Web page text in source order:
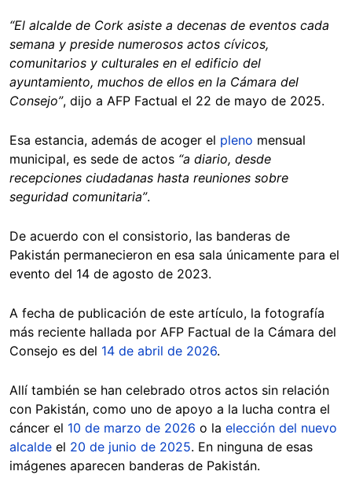
“El alcalde de Cork asiste a decenas de eventos cada
semana y preside numerosos actos cívicos,
comunitarios y culturales en el edificio del
ayuntamiento, muchos de ellos en la Cámara del
Consejo”, dijo a AFP Factual el 22 de mayo de 2025.
Esa estancia, además de acoger el pleno mensual
municipal, es sede de actos “a diario, desde
recepciones ciudadanas hasta reuniones sobre
seguridad comunitaria”.
De acuerdo con el consistorio, las banderas de
Pakistán permanecieron en esa sala únicamente para el
evento del 14 de agosto de 2023.
A fecha de publicación de este artículo, la fotografía
más reciente hallada por AFP Factual de la Cámara del
Consejo es del 14 de abril de 2026.
Allí también se han celebrado otros actos sin relación
con Pakistán, como uno de apoyo a la lucha contra el
cáncer el 10 de marzo de 2026 o la elección del nuevo
alcalde el 20 de junio de 2025. En ninguna de esas
imágenes aparecen banderas de Pakistán.